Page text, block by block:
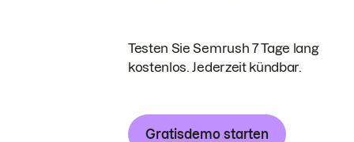
Testen Sie Semrush 7 Tage lang
kostenlos. Jederzeit kündbar.
Gratisdemo starten